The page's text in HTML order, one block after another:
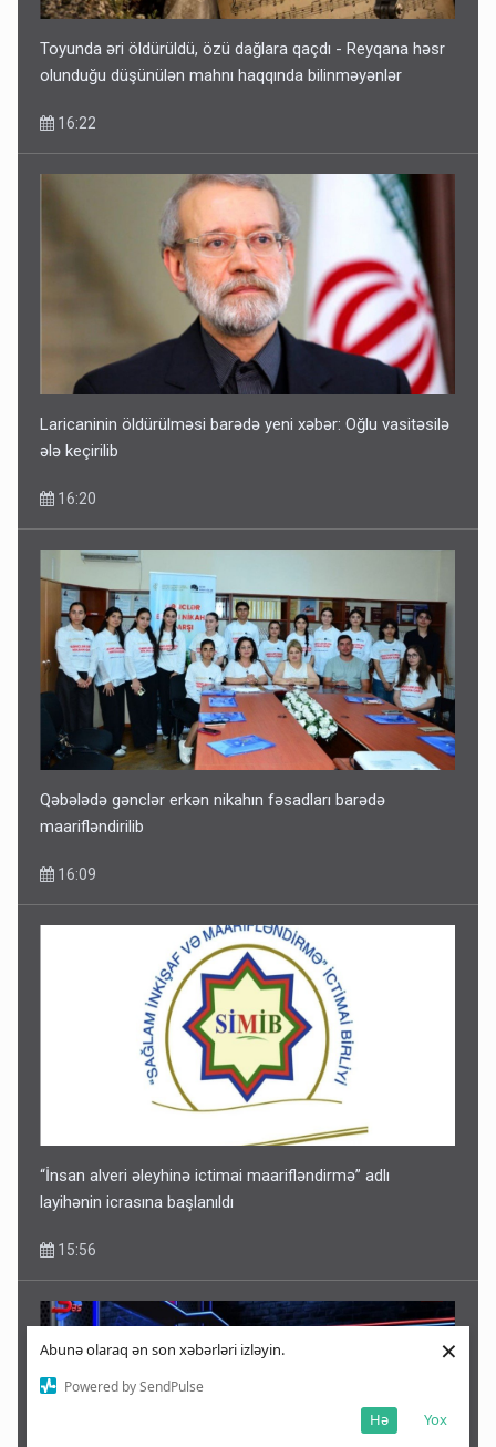
Abunə olaraq ən son xəbərləri izləyin.
Powered by SendPulse
Yox
Hə
×
Toyunda əri öldürüldü, özü dağlara qaçdı - Reyqana həsr
olunduğu düşünülən mahnı haqqında bilinməyənlər
16:22
Laricaninin öldürülməsi barədə yeni xəbər: Oğlu vasitəsilə
ələ keçirilib
16:20
Qəbələdə gənclər erkən nikahın fəsadları barədə
maarifləndirilib
16:09
“İnsan alveri əleyhinə ictimai maarifləndirmə” adlı
layihənin icrasına başlanıldı
15:56